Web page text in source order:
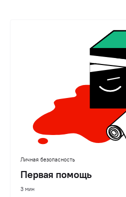
Личная безопасность
Первая помощь
3 мин